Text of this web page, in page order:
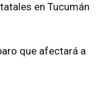
en Tucumán
que afectará a